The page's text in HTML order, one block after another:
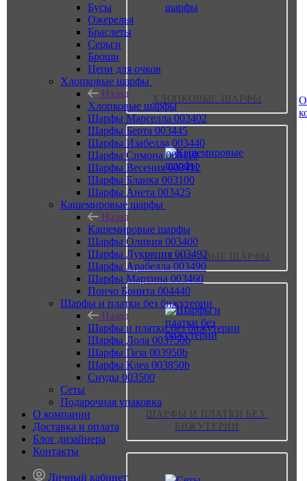
ХЛОПКОВЫЕ ШАРФЫ
КАШЕМИРОВЫЕ ШАРФЫ
ШАРФЫ И ПЛАТКИ БЕЗ
БИЖУТЕРИИ
О
Бусы
Ожерелья
Браслеты
Серьги
Броши
Цепи для очков
Хлопковые шарфы
Назад
Хлопковые шарфы
Шарфы Марселла 003402
Шарфы Берта 003445
Шарфы Изабелла 003440
Шарфы Симона 003110
Шарфы Весения 003412
Шарфы Бланка 003100
Шарфы Анета 003425
Кашемировые шарфы
Назад
Кашемировые шарфы
Шарфы Оливия 003400
Шарфы Лукреция 003492
Шарфы Арабелла 003490
Шарфы Мартина 003460
Пончо Бонита 004440
Шарфы и платки без бижутерии
Назад
Шарфы и платки без бижутерии
Шарфы Лола 003750b
Шарфы Гиза 003950b
Шарфы Клеа 003850b
Снуды 003500
Сеты
Подарочная упаковка
О компании
Доставка и оплата
Блог дизайнера
Контакты
Личный кабинет